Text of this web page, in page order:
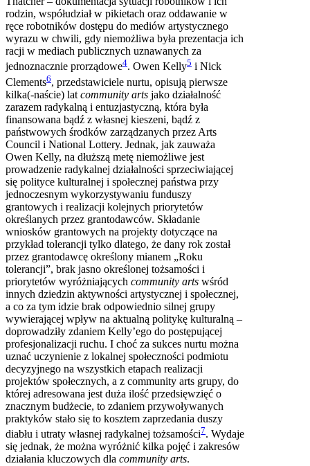
rodzin, współudział w pikietach oraz oddawanie w
ręce robotników dostępu do mediów artystycznego
wyrazu w chwili, gdy niemożliwa była prezentacja ich
racji w mediach publicznych uznawanych za
jednoznacznie prorządowe4. Owen Kelly5 i Nick
Clements6, przedstawiciele nurtu, opisują pierwsze
kilka(-naście) lat community arts jako działalność
zarazem radykalną i entuzjastyczną, która była
finansowana bądź z własnej kieszeni, bądź z
państwowych środków zarządzanych przez Arts
Council i National Lottery. Jednak, jak zauważa
Owen Kelly, na dłuższą metę niemożliwe jest
prowadzenie radykalnej działalności sprzeciwiającej
się polityce kulturalnej i społecznej państwa przy
jednoczesnym wykorzystywaniu funduszy
grantowych i realizacji kolejnych priorytetów
określanych przez grantodawców. Składanie
wniosków grantowych na projekty dotyczące na
przykład tolerancji tylko dlatego, że dany rok został
przez grantodawcę określony mianem „Roku
tolerancji”, brak jasno określonej tożsamości i
priorytetów wyróżniających community arts wśród
innych dziedzin aktywności artystycznej i społecznej,
a co za tym idzie brak odpowiednio silnej grupy
wywierającej wpływ na aktualną politykę kulturalną –
doprowadziły zdaniem Kelly’ego do postępującej
profesjonalizacji ruchu. I choć za sukces nurtu można
uznać uczynienie z lokalnej społeczności podmiotu
decyzyjnego na wszystkich etapach realizacji
projektów społecznych, a z community arts grupy, do
której adresowana jest duża ilość przedsięwzięć o
znacznym budżecie, to zdaniem przywoływanych
praktyków stało się to kosztem zaprzedania duszy
diabłu i utraty własnej radykalnej tożsamości7. Wydaje
się jednak, że można wyróżnić kilka pojęć i zakresów
działania kluczowych dla community arts.